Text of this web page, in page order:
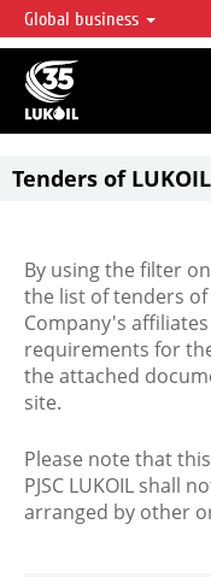
LUKOIL OVERVIEW
LUKOIL is one of the largest
accounting for over 2% of
reserves globally.
Global business
Tenders of
By using the filter
the list of tenders of
Company's
requirements for
the attached
site.
Please note that
PJSC LUKOIL shall
arranged by other